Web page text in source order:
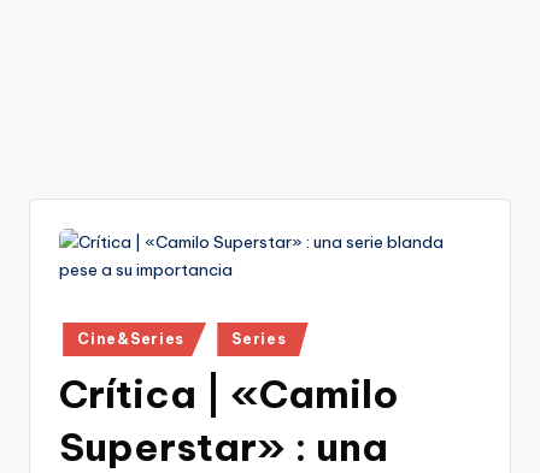
Publicado
en
Cine&Series Series
Crítica | «Camilo
Superstar» : una